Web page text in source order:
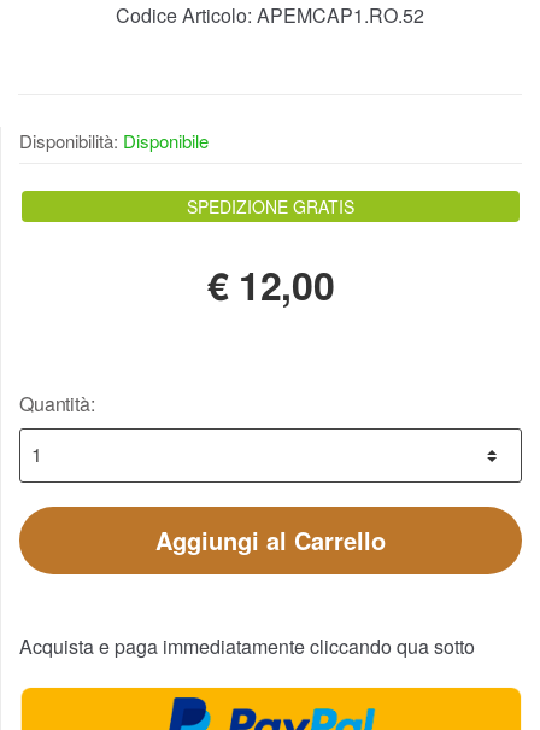
Codice Articolo: APEMCAP1.RO.52
Disponibilità: Disponibile
SPEDIZIONE GRATIS
€ 12,00
Quantità:
Aggiungi al Carrello
Acquista e paga immediatamente cliccando qua sotto